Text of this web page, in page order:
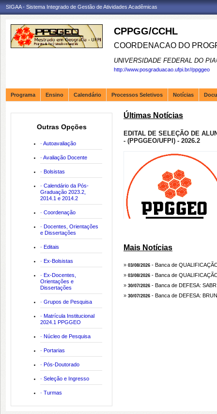
SIGAA - Sistema Integrado de Gestão de Atividades Acadêmicas
CPPGG/CCHL
COORDENACAO DO
UNIVERSIDADE FEDERAL DO
http://www.posgraduacao.ufpi.br//ppggeo
Programa Ensino Calendário Processos Seletivos Notícias
Outras Opções
· Autoavaliação
· Avaliação Docente
· Bolsistas
· Calendário da Pós-
Graduação 2023.2,
2014.1 e 2014.2
· Coordenação
· Docentes, Orientações
e Dissertações
· Editais
· Ex-Bolsistas
· Ex-Docentes,
Orientações e
Dissertações
· Grupos de Pesquisa
· Matrícula Institucional
2024.1 PPGGEO
· Núcleo de Pesquisa
· Portarias
· Pós-Doutorado
· Seleção e Ingresso
· Turmas
Últimas Notícias
EDITAL DE SELEÇÃO DE
- (PPGGEO/UFPI) - 2026.2
optativas ofertadas no
Mais Notícias
» 03/08/2026 - Banca de
» 03/08/2026 - Banca de
» 30/07/2026 - Banca de DEFESA:
» 30/07/2026 - Banca de DEFESA: